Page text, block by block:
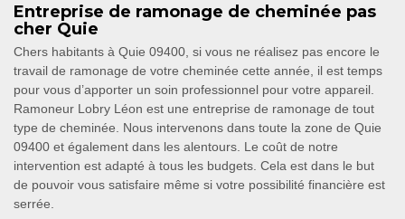
Entreprise de ramonage de cheminée pas
cher Quie
Chers habitants à Quie 09400, si vous ne réalisez pas encore le
travail de ramonage de votre cheminée cette année, il est temps
pour vous d’apporter un soin professionnel pour votre appareil.
Ramoneur Lobry Léon est une entreprise de ramonage de tout
type de cheminée. Nous intervenons dans toute la zone de Quie
09400 et également dans les alentours. Le coût de notre
intervention est adapté à tous les budgets. Cela est dans le but
de pouvoir vous satisfaire même si votre possibilité financière est
serrée.